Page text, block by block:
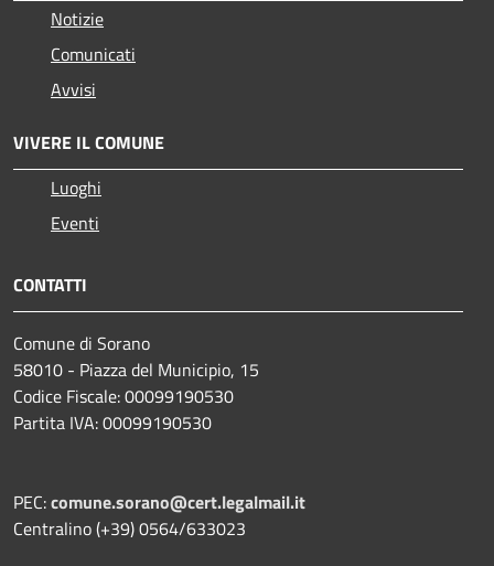
Notizie
Comunicati
Avvisi
VIVERE IL COMUNE
Luoghi
Eventi
CONTATTI
Comune di Sorano
58010 - Piazza del Municipio, 15
Codice Fiscale: 00099190530
Partita IVA: 00099190530
PEC:comune.sorano@cert.legalmail.it
Centralino (+39) 0564/633023